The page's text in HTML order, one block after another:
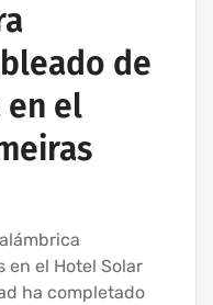
de
el
en el Hotel Solar
ha completado